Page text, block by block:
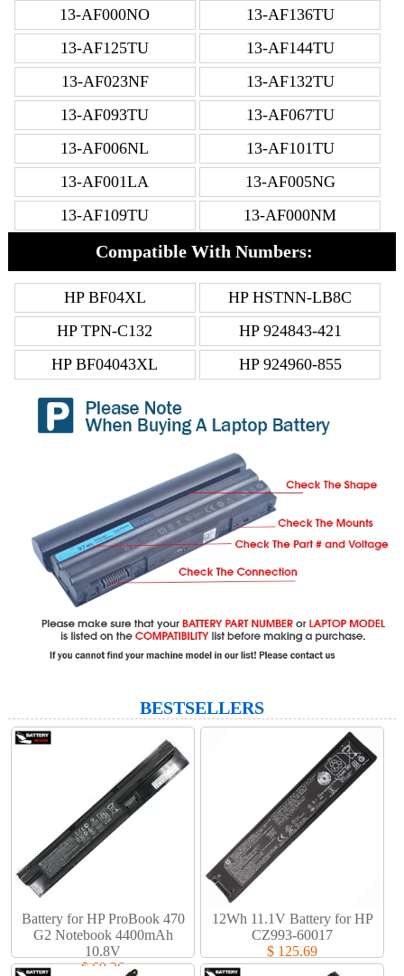
13-AF000NO
13-AF136TU
13-AF125TU
13-AF144TU
13-AF023NF
13-AF132TU
13-AF093TU
13-AF067TU
13-AF006NL
13-AF101TU
13-AF001LA
13-AF005NG
13-AF109TU
13-AF000NM
Compatible With Numbers:
HP BF04XL
HP HSTNN-LB8C
HP TPN-C132
HP 924843-421
HP BF04043XL
HP 924960-855
BESTSELLERS
Battery for HP ProBook 470
G2 Notebook 4400mAh
10.8V
$ 69.36
12Wh 11.1V Battery for HP
CZ993-60017
$ 125.69